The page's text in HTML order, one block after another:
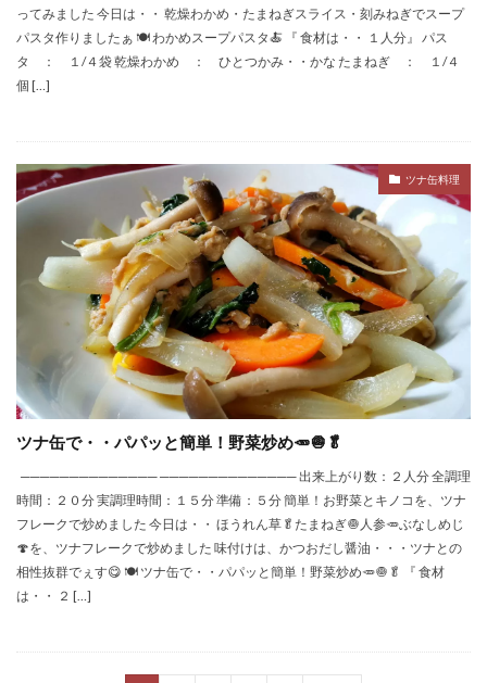
ってみました 今日は・・ 乾燥わかめ・たまねぎスライス・刻みねぎでスープ
パスタ作りましたぁ 🍽 わかめスープパスタ🍝 『 食材は・・ １人分』 パス
タ ： １/４袋 乾燥わかめ ： ひとつかみ・・かな たまねぎ ： １/４
個 […]
ツナ缶料理
ツナ缶で・・パパッと簡単！野菜炒め🥕🧅🥬
────────────── ────────────── 出来上がり数：２人分 全調理
時間：２０分 実調理時間：１５分 準備：５分 簡単！お野菜とキノコを、ツナ
フレークで炒めました 今日は・・ ほうれん草🥬たまねぎ🧅人参🥕ぶなしめじ
🍄を、ツナフレークで炒めました 味付けは、かつおだし醤油・・・ツナとの
相性抜群でぇす😋 🍽 ツナ缶で・・パパッと簡単！野菜炒め🥕🧅🥬 『 食材
は・・ ２ […]